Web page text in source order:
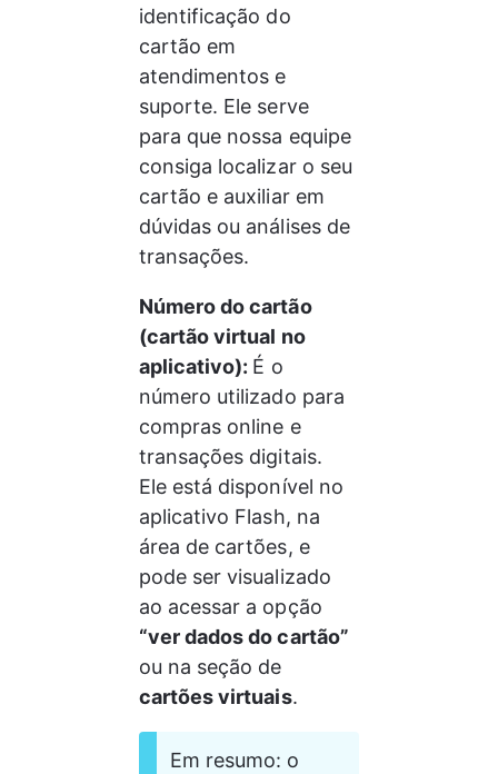
identificação do
cartão em
atendimentos e
suporte. Ele serve
para que nossa equipe
consiga localizar o seu
cartão e auxiliar em
dúvidas ou análises de
transações.
Número do cartão
(cartão virtual no
aplicativo): É o
número utilizado para
compras online e
transações digitais.
Ele está disponível no
aplicativo Flash, na
área de cartões, e
pode ser visualizado
ao acessar a opção
“ver dados do cartão”
ou na seção de
cartões virtuais.
Em resumo: o